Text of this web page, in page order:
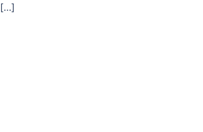
[…]